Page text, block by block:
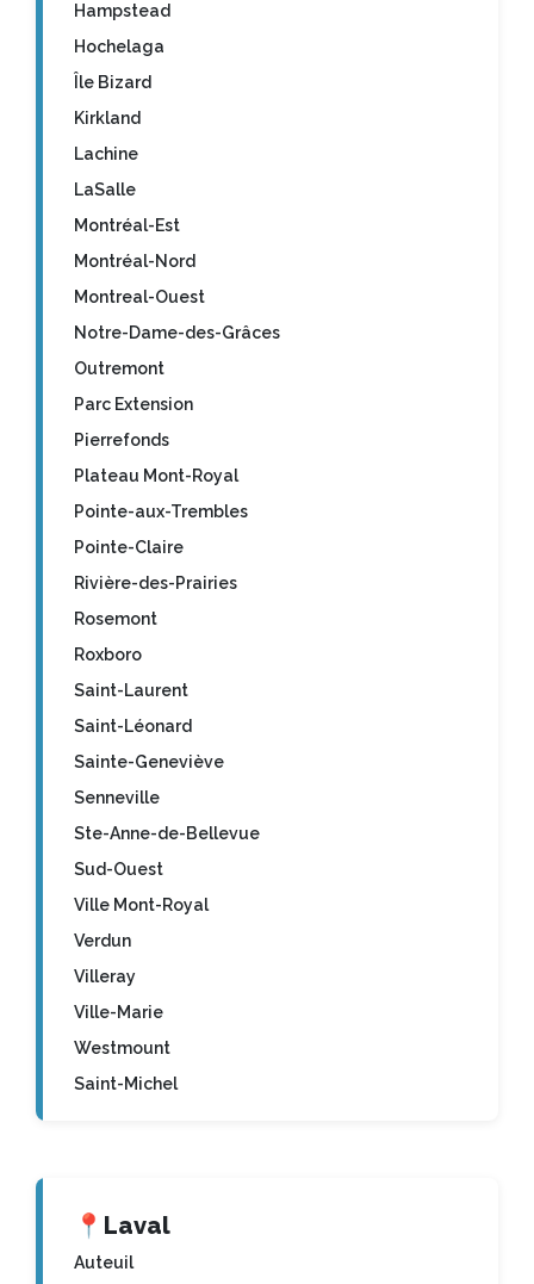
Hampstead
Hochelaga
Île Bizard
Kirkland
Lachine
LaSalle
Montréal-Est
Montréal-Nord
Montreal-Ouest
Notre-Dame-des-Grâces
Outremont
Parc Extension
Pierrefonds
Plateau Mont-Royal
Pointe-aux-Trembles
Pointe-Claire
Rivière-des-Prairies
Rosemont
Roxboro
Saint-Laurent
Saint-Léonard
Sainte-Geneviève
Senneville
Ste-Anne-de-Bellevue
Sud-Ouest
Ville Mont-Royal
Verdun
Villeray
Ville-Marie
Westmount
Saint-Michel
📍 Laval
Auteuil